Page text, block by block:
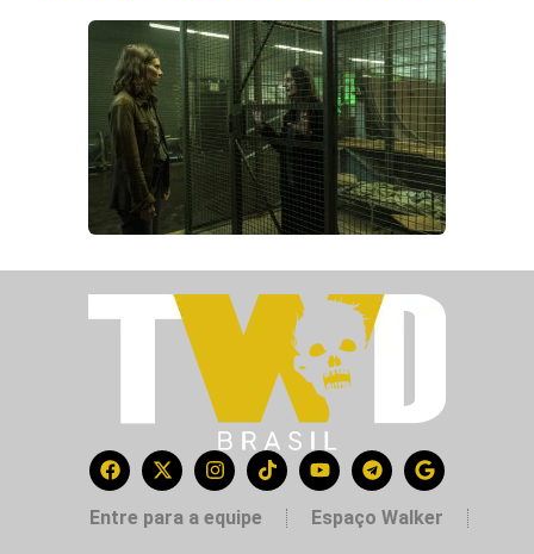
Entre para a equipe Espaço Walker